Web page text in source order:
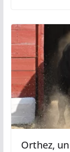
Orthez,